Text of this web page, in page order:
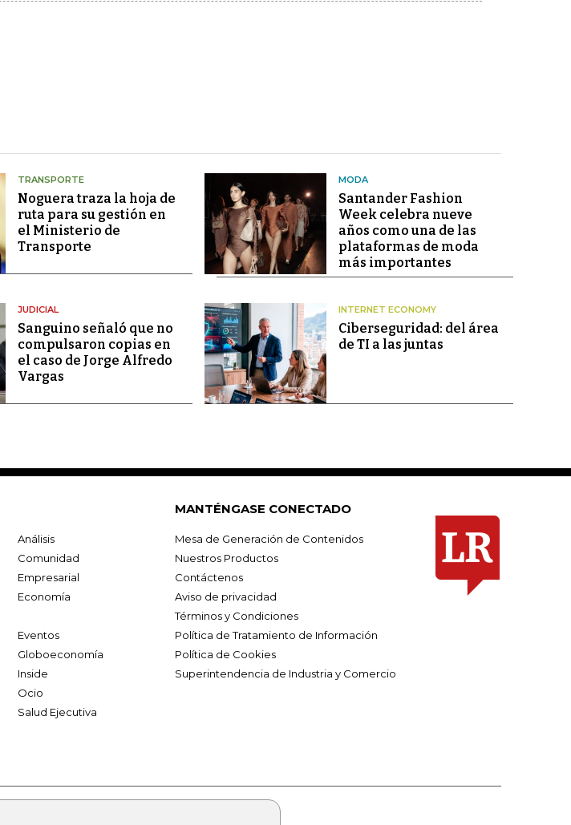
TRANSPORTE
Noguera traza la hoja de
ruta para su gestión en
el Ministerio de
Transporte
MODA
Santander Fashion
Week celebra nueve
años como una de las
plataformas de moda
más importantes
JUDICIAL
Sanguino señaló que no
compulsaron copias en
el caso de Jorge Alfredo
Vargas
INTERNET ECONOMY
Ciberseguridad: del área
de TI a las juntas
Análisis
Comunidad
Empresarial
Economía
Eventos
Globoeconomía
Inside
Ocio
Salud Ejecutiva
MANTÉNGASE CONECTADO
Mesa de Generación de Contenidos
Nuestros Productos
Contáctenos
Aviso de privacidad
Términos y Condiciones
Política de Tratamiento de Información
Política de Cookies
Superintendencia de Industria y Comercio